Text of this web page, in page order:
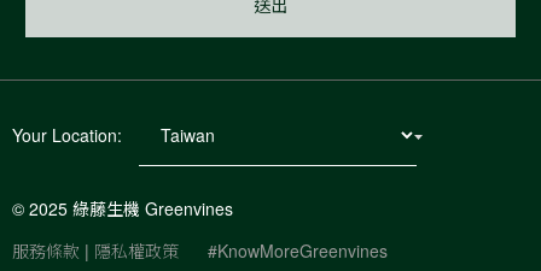
© 2025 綠藤生機 Greenvines
服務條款 | 隱私權政策 #KnowMoreGreenvines
Your Location: